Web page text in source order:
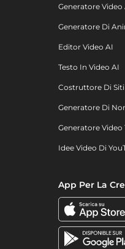
Generatore Video
Generatore Di
Editor Video AI
Testo In Video AI
Costruttore Di Siti
Generatore Di
Generatore Video
Idee Video Di
App Per La